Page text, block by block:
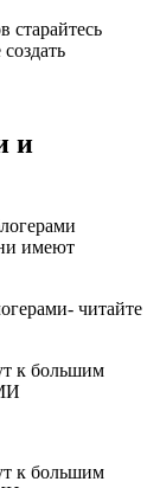
старайтесь
и
имеют
читайте